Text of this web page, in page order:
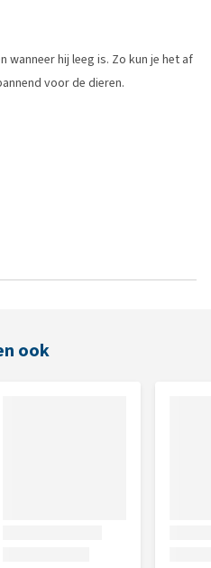
wanneer hij leeg is. Zo kun je het af
voor de dieren.
ook